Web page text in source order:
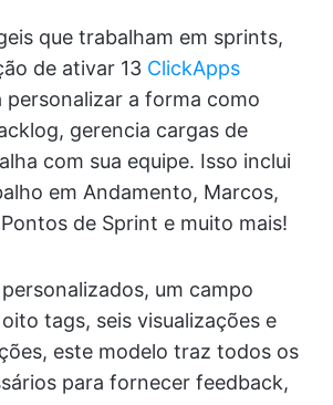
que trabalham em sprints,
de ativar 13 ClickApps
personalizar a forma como
gerencia cargas de
com sua equipe. Isso inclui
em Andamento, Marcos,
de Sprint e muito mais!
um campo
tags, seis visualizações e
este modelo traz todos os
para fornecer feedback,